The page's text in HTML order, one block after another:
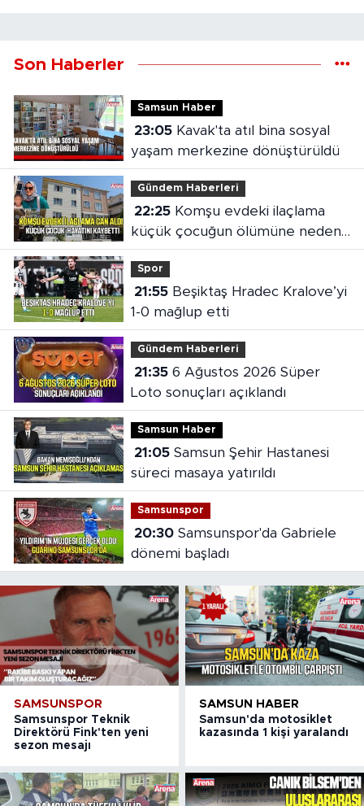
Son Haberler
Samsun Haber
23:05Kavak'ta atıl bina sosyal
yaşam merkezine dönüştürüldü
Gündem Haberleri
22:25Komşu evdeki ilaçlama
küçük çocuğun ölümüne neden
oldu
Spor
21:55Beşiktaş Hradec Kralove’yi
1-0 mağlup etti
Gündem Haberleri
21:356 Ağustos 2026 Süper
Loto sonuçları açıklandı
Samsun Haber
21:05Samsun Şehir Hastanesi
süreci masaya yatırıldı
Samsunspor
20:30Samsunspor'da Gabriele
dönemi başladı
SAMSUNSPOR
Samsunspor Teknik
Direktörü Fink'ten yeni
sezon mesajı
SAMSUN HABER
Samsun'da motosiklet
kazasında 1 kişi yaralandı